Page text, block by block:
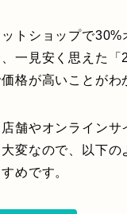
トショップで30%
一見安く思えた「
格が高いことがわ
舗やオンラインサ
変なので、以下の
めです。